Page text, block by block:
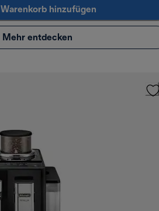
hinzufügen
Mehr entdecken